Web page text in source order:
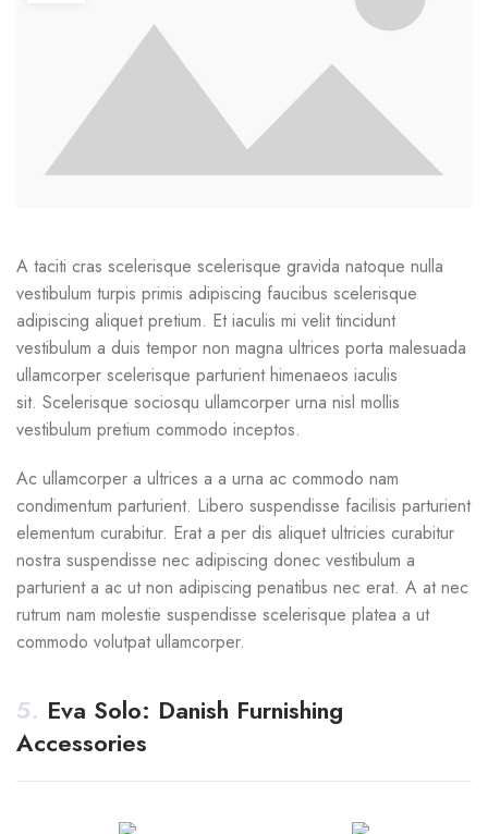
A taciti cras scelerisque scelerisque gravida natoque nulla
vestibulum turpis primis adipiscing faucibus scelerisque
adipiscing aliquet pretium. Et iaculis mi velit tincidunt
vestibulum a duis tempor non magna ultrices porta malesuada
ullamcorper scelerisque parturient himenaeos iaculis
sit. Scelerisque sociosqu ullamcorper urna nisl mollis
vestibulum pretium commodo inceptos.
Ac ullamcorper a ultrices a a urna ac commodo nam
condimentum parturient. Libero suspendisse facilisis parturient
elementum curabitur. Erat a per dis aliquet ultricies curabitur
nostra suspendisse nec adipiscing donec vestibulum a
parturient a ac ut non adipiscing penatibus nec erat. A at nec
rutrum nam molestie suspendisse scelerisque platea a ut
commodo volutpat ullamcorper.
5. Eva Solo: Danish Furnishing
Accessories